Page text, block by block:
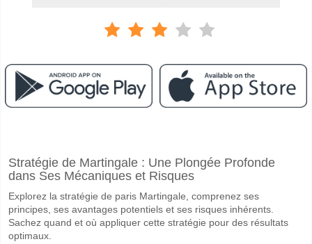
Le match entre Nautico v America MG 10 May 2026 20:00.
Nautico pour le Gagnant du match, avec une probabilité de 52%
Les deux équipes marqueront-elles dans le match
Stratégie de Martingale : Une Plongée Profonde
dans Ses Mécaniques et Risques
Explorez la stratégie de paris Martingale, comprenez ses
principes, ses avantages potentiels et ses risques inhérents.
Sachez quand et où appliquer cette stratégie pour des résultats
optimaux.